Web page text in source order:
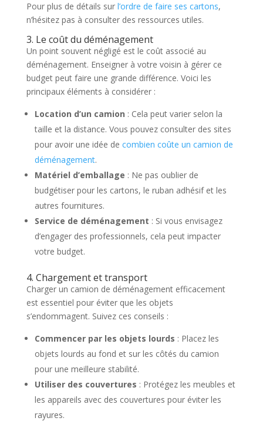
Pour plus de détails sur l’ordre de faire ses cartons,
n’hésitez pas à consulter des ressources utiles.
3. Le coût du déménagement
Un point souvent négligé est le coût associé au
déménagement. Enseigner à votre voisin à gérer ce
budget peut faire une grande différence. Voici les
principaux éléments à considérer :
Location d’un camion : Cela peut varier selon la
taille et la distance. Vous pouvez consulter des sites
pour avoir une idée de combien coûte un camion de
déménagement.
Matériel d’emballage : Ne pas oublier de
budgétiser pour les cartons, le ruban adhésif et les
autres fournitures.
Service de déménagement : Si vous envisagez
d’engager des professionnels, cela peut impacter
votre budget.
4. Chargement et transport
Charger un camion de déménagement efficacement
est essentiel pour éviter que les objets
s’endommagent. Suivez ces conseils :
Commencer par les objets lourds : Placez les
objets lourds au fond et sur les côtés du camion
pour une meilleure stabilité.
Utiliser des couvertures : Protégez les meubles et
les appareils avec des couvertures pour éviter les
rayures.